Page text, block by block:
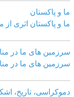
ما و پاکستان
ما و پاکستان اثری از
سرزمین های ما در
سرزمین های ما در
دموکراسی، تاريخ،